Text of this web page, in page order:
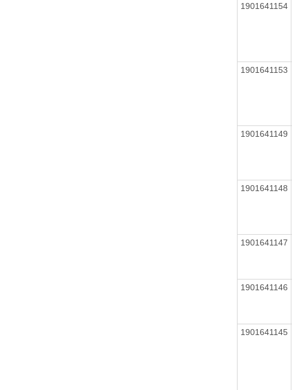
1901641154
1901641153
1901641149
1901641148
1901641147
1901641146
1901641145